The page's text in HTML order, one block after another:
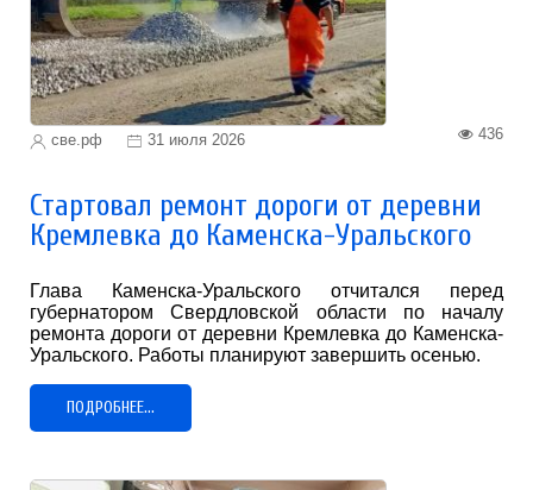
све.рф 31 июля 2026 436
Стартовал ремонт дороги от деревни
Кремлевка до Каменска-Уральского
Глава Каменска-Уральского отчитался перед
губернатором Свердловской области по началу
ремонта дороги от деревни Кремлевка до Каменска-
Уральского. Работы планируют завершить осенью.
ПОДРОБНЕЕ...